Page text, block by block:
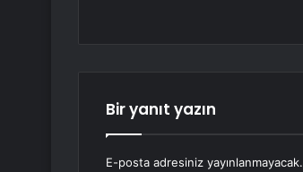
Bir yanıt yazın
E-posta adresiniz yayınlanmayacak.